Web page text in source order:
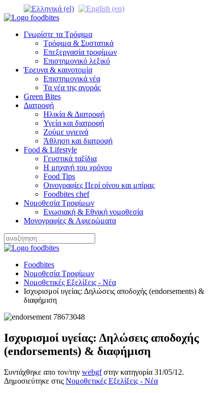
Γνωρίστε τα Τρόφιμα
Τρόφιμα & Συστατικά
Επεξεργασία τροφίμων
Επιστημονικό λεξικό
Έρευνα & καινοτομία
Επιστημονικά νέα
Τα νέα της αγοράς
Green Bites
Διατροφή
Ηλικία & Διατροφή
Υγεία και διατροφή
Ζούμε υγιεινά
Άθληση και διατροφή
Food & Lifestyle
Γευστικά ταξίδια
Η μηχανή του χρόνου
Food Tips
Οινογραφίες Περί οίνου και μπίρας
Foodbites chef
Νομοθεσία Τροφίμων
Ενωσιακή & Εθνική νομοθεσία
Μονογραφίες & Αφιερώματα
Foodbites
Νομοθεσία Τροφίμων
Νομοθετικές Εξελίξεις - Νέα
Ισχυρισμοί υγείας: Δηλώσεις αποδοχής (endorsements) &
διαφήμιση
Ισχυρισμοί υγείας: Δηλώσεις αποδοχής
(endorsements) & διαφήμιση
Συντάχθηκε απο τον/την webgfστην κατηγορία 31/05/12.
Δημοσιεύτηκε στις Νομοθετικές Εξελίξεις - Νέα